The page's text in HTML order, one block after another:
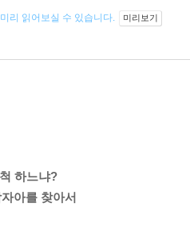
리 읽어보실 수 있습니다. 미리보기
하느냐?
아를 찾아서